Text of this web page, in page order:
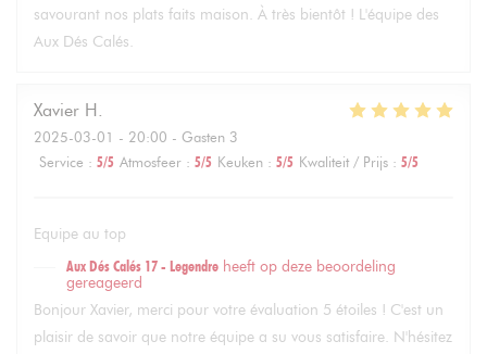
savourant nos plats faits maison. À très bientôt ! L'équipe des
Aux Dés Calés.
Xavier H
2025-03-01 - 20:00 - Gasten 3
Service : 5/5 Atmosfeer : 5/5 Keuken : 5/5 Kwaliteit / Prijs : 5/5
Equipe au top
Aux Dés Calés 17 - Legendre heeft op deze beoordeling
gereageerd
Bonjour Xavier, merci pour votre évaluation 5 étoiles ! C'est un
plaisir de savoir que notre équipe a su vous satisfaire. N'hésitez